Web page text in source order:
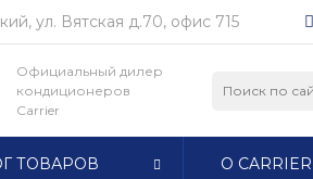
ул. Вятская д.70, офис 715
Официальный дилер
кондиционеров
Carrier
ТОВАРОВ О CARRIER